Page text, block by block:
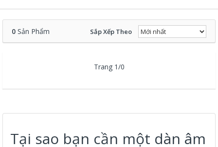
0 Sản Phẩm Sắp Xếp Theo
Trang 1/0
Tại sao bạn cần một dàn âm